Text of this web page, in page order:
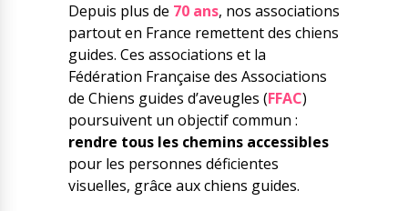
Depuis plus de 70 ans, nos associations
partout en France remettent des chiens
guides. Ces associations et la
Fédération Française des Associations
de Chiens guides d’aveugles (FFAC)
poursuivent un objectif commun :
rendre tous les chemins accessibles
pour les personnes déficientes
visuelles, grâce aux chiens guides.